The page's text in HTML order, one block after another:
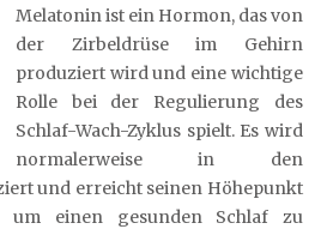
Melatonin ist ein Hormon, das von
der Zirbeldrüse im Gehirn
produziert wird und eine wichtige
Rolle bei der Regulierung des
Schlaf-Wach-Zyklus spielt. Es wird
normalerweise in den
und erreicht seinen Höhepunkt
um einen gesunden Schlaf zu